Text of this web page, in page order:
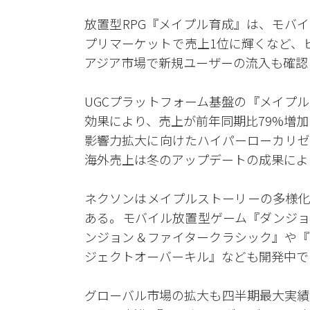
放置型RPG『メイプル育成』は、モバ
プリマーケットで売上1位に輝くなど
アジア市場で新規ユーザーの流入も確
UGCプラットフォーム基盤の『メイプ
効果により、売上が前年同期比79%増
影響力拡大に向けたハイパーローカリ
海外売上は冬のアップデートの成果に
ネクソンはメイプルストーリーの多様
ある。モバイル放置型ゲーム『ダンジ
ンジョン＆ファイタークラシック』や
ジェクトオーバーキル』なども開発中
グローバル市場の拡大も四半期最大実